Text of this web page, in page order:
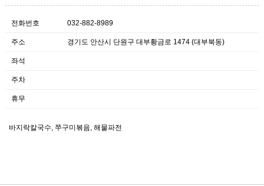
전화번호 032-882-8989
주소 경기도 안산시 단원구 대부황금로 1474 (대부북동)
좌석
주차
휴무
바지락칼국수, 쭈구미볶음, 해물파전